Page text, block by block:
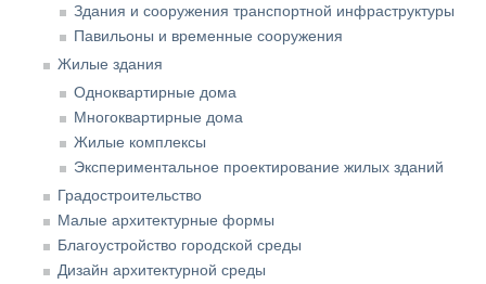
Здания и сооружения транспортной инфраструктуры
Павильоны и временные сооружения
Жилые здания
Одноквартирные дома
Многоквартирные дома
Жилые комплексы
Экспериментальное проектирование жилых зданий
Градостроительство
Малые архитектурные формы
Благоустройство городской среды
Дизайн архитектурной среды